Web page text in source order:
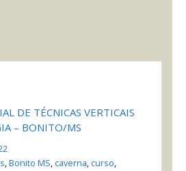
DE TÉCNICAS VERTICAIS
– BONITO/MS
,Bonito MS, caverna, curso,